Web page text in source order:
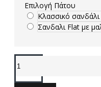
Επιλογή Πάτου
Κλασσικό
Σανδαλι Flat με